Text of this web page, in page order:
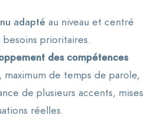
adapté au niveau et centré
besoins prioritaires.
des compétences
maximum de temps de parole,
de plusieurs accents, mises
réelles.